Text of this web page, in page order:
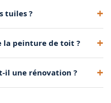
tuiles ?
la tuile.
la peinture de toit ?
local.
il une rénovation ?